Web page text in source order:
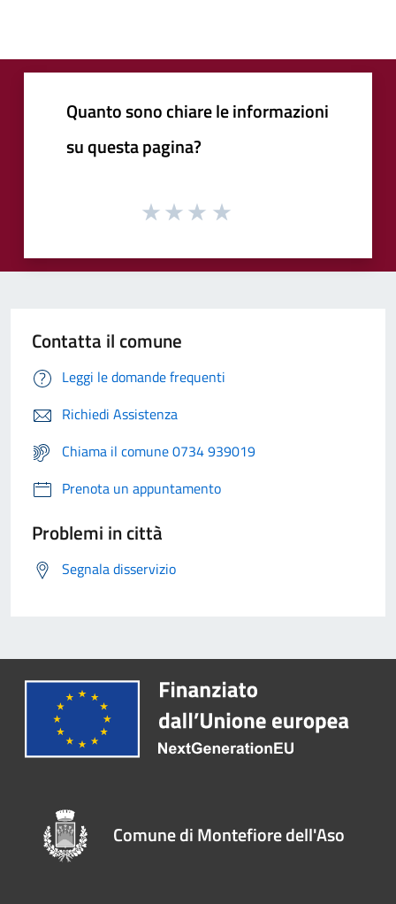
Quanto sono chiare le informazioni
su questa pagina?
Contatta il comune
Leggi le domande frequenti
Richiedi Assistenza
Chiama il comune 0734 939019
Prenota un appuntamento
Problemi in città
Segnala disservizio
Comune di Montefiore dell'Aso